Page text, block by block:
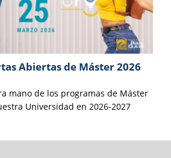
Abiertas de Máster 2026
mano de los programas de Máster
Universidad en 2026-2027